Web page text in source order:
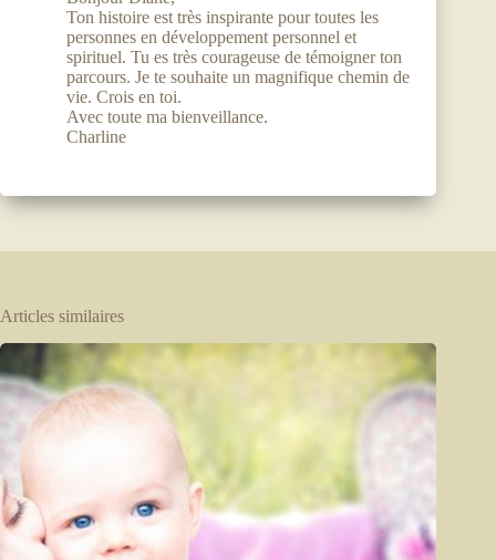
Ton histoire est très inspirante pour toutes les
personnes en développement personnel et
spirituel. Tu es très courageuse de témoigner ton
parcours. Je te souhaite un magnifique chemin de
vie. Crois en toi.
Avec toute ma bienveillance.
Charline
Articles similaires